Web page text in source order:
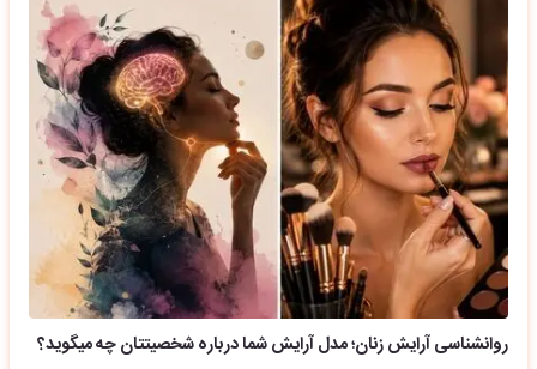
روانشناسی آرایش زنان؛ مدل آرایش شما درباره شخصیتتان چه میگوید؟